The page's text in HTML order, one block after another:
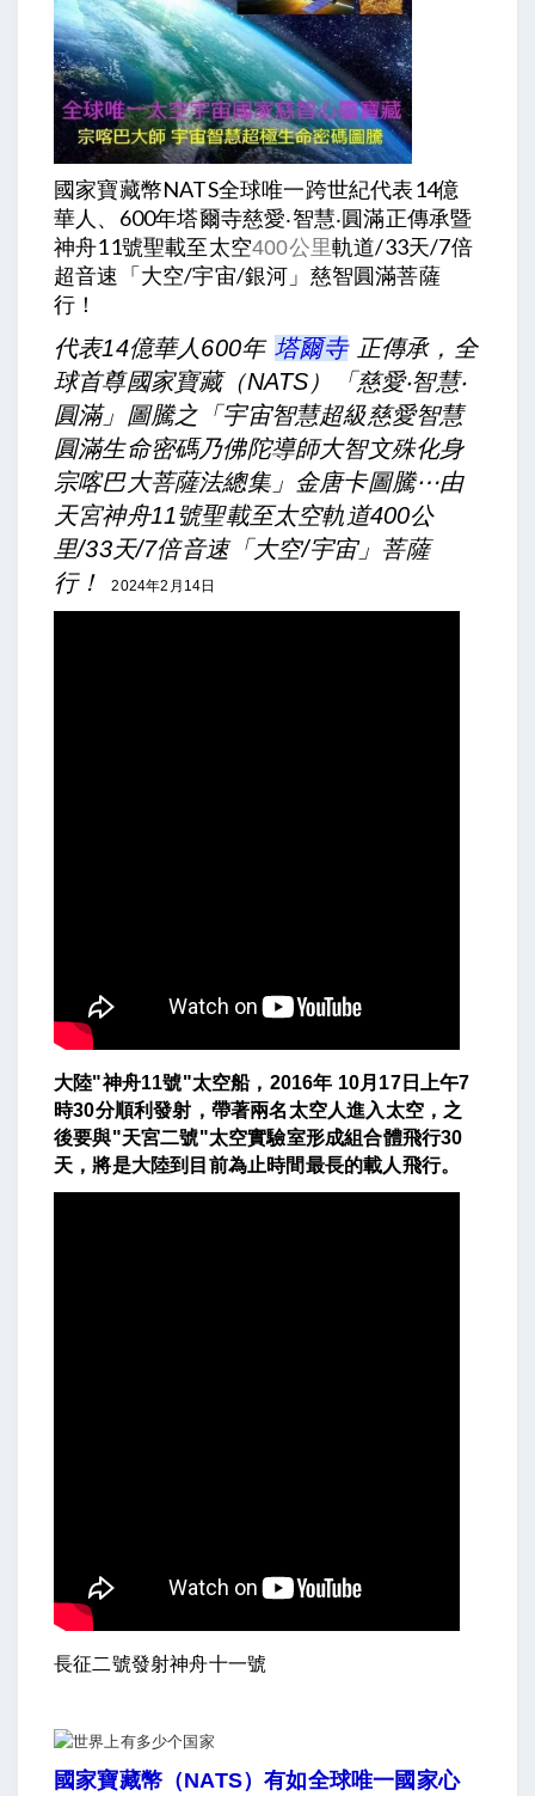
國家寶藏幣NATS全球唯一跨世紀代表14億
華人、600年塔爾寺慈愛‧智慧‧圓滿正傳承暨
神舟11號聖載至太空400公里軌道/33天/7倍
超音速「大空/宇宙/銀河」慈智圓滿菩薩
行！
代表14億華人600年 塔爾寺 正傳承，全
球首尊國家寶藏（NATS）「慈愛‧智慧‧
圓滿」圖騰之「宇宙智慧超級慈愛智慧
圓滿生命密碼乃佛陀導師大智文殊化身
宗喀巴大菩薩法總集」金唐卡圖騰⋯由
天宮神舟11號聖載至太空軌道400公
里/33天/7倍音速「大空/宇宙」菩薩
行！
2024年2月14日
大陸"神舟11號"太空船，2016年 10月17日上午7
時30分順利發射，帶著兩名太空人進入太空，之
後要與"天宮二號"太空實驗室形成組合體飛行30
天，將是大陸到目前為止時間最長的載人飛行。
長征二號發射神舟十一號
國家寶藏幣（NATS）有如全球唯一國家心